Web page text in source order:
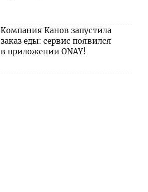
Компания Канов запустила
заказ еды: сервис появился
в приложении ONAY!